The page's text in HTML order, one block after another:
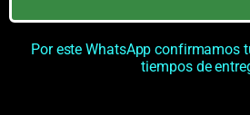
Por este WhatsApp confirmamos
tiempos de